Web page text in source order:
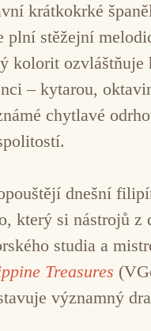
krátkokrké
plní stěžejní
kolorit
– kytarou,
chytlavé
dnešní
který si nástrojů
studia a
Treasures
významný